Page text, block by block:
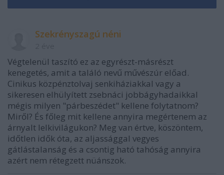
Szekrényszagú néni
Végtelenül taszító ez az egyrészt-másrészt
kenegetés, amit a találó nevű művészúr előad.
Cinikus közpénztolvaj senkiháziakkal vagy a
sikeresen elhülyített zsebnáci jobbágyhadaikkal
mégis milyen "párbeszédet" kellene folytatnom?
Miről? És főleg mit kellene annyira megértenem az
árnyalt lelkivilágukon? Meg van értve, köszöntem,
időtlen idők óta, az aljassággal vegyes
gátlástalanság és a csontig ható tahóság annyira
azért nem rétegzett nüánszok.